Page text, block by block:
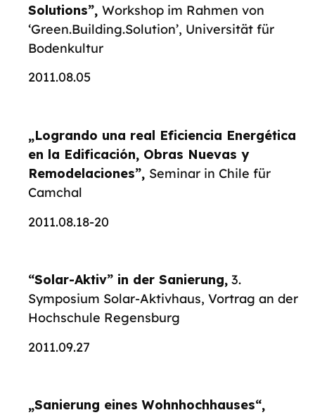
Solutions”, Workshop im Rahmen von
‘Green.Building.Solution’, Universität für
Bodenkultur
2011.08.05
„Logrando una real Eficiencia Energética
en la Edificación, Obras Nuevas y
Remodelaciones”, Seminar in Chile für
Camchal
2011.08.18-20
“Solar-Aktiv” in der Sanierung, 3.
Symposium Solar-Aktivhaus, Vortrag an der
Hochschule Regensburg
2011.09.27
„Sanierung eines Wohnhochhauses“,